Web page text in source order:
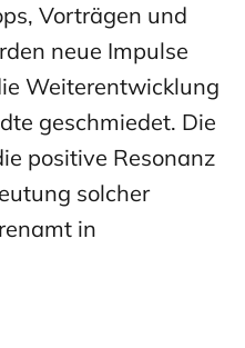
Vorträgen und
neue Impulse
Weiterentwicklung
geschmiedet. Die
positive Resonanz
solcher
in